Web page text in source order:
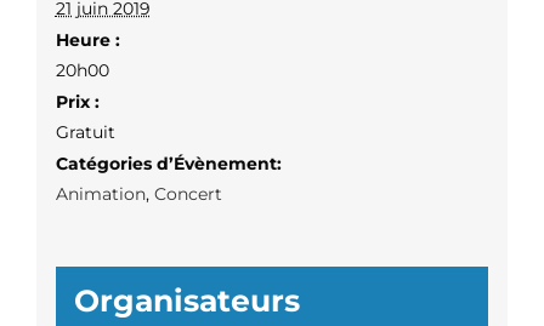
21 juin 2019
Heure :
20h00
Prix :
Gratuit
Catégories d’Évènement:
Animation, Concert
Organisateurs